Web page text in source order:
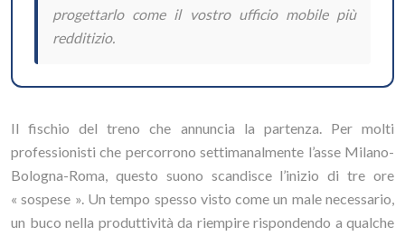
progettarlo come il vostro ufficio mobile più
redditizio.
Il fischio del treno che annuncia la partenza. Per molti
professionisti che percorrono settimanalmente l’asse Milano-
Bologna-Roma, questo suono scandisce l’inizio di tre ore
« sospese ». Un tempo spesso visto come un male necessario,
un buco nella produttività da riempire rispondendo a qualche